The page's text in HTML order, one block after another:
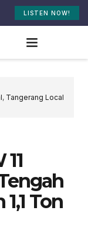
LISTEN NOW!
, Tangerang Local
Ton